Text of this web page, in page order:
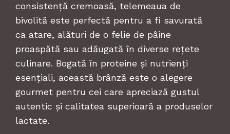
consistență cremoasă, telemeaua de
bivolită este perfectă pentru a fi savurată
ca atare, alături de o felie de pâine
proaspătă sau adăugată în diverse rețete
culinare. Bogată în proteine și nutrienți
esențiali, această brânză este o alegere
gourmet pentru cei care apreciază gustul
autentic și calitatea superioară a produselor
lactate.